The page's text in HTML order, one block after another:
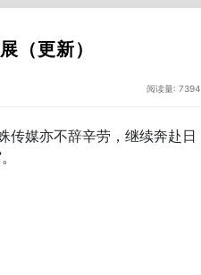
（更新）
阅读量: 7394
媒亦不辞辛劳，继续奔赴日